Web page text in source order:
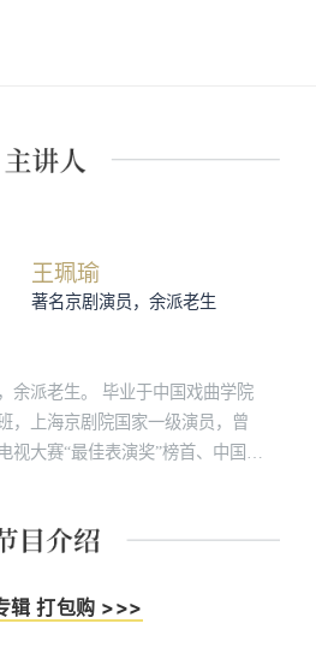
王珮瑜
著名京剧演员，余派老生
余派老生。 毕业于中国戏曲学院
，上海京剧院国家一级演员，曾
视大赛“最佳表演奖”榜首、中国戏
现今京剧界的中坚力量
辑 打包购 >>>